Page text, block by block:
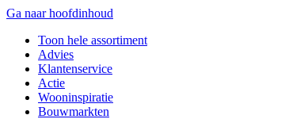
Ga naar hoofdinhoud
Toon hele assortiment
Advies
Klantenservice
Actie
Wooninspiratie
Bouwmarkten